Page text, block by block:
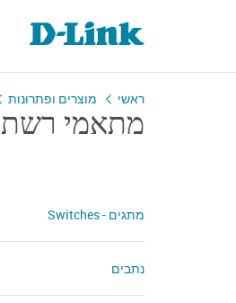
ראשי מוצרים ופתרונות
מתאמי רשת
מתגים - Switches
נתבים